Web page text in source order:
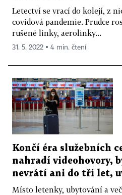
Letectví se vrací do kolejí, z
covidová pandemie. Prudce
rušené linky, aerolinky...
31. 5. 2022 ▪ 4 min. čtení
Končí éra služebních
nahradí videohovory,
nevrátí ani do tří let,
Místo letenky, ubytování a